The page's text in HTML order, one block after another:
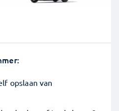
opslaan van